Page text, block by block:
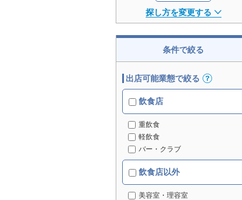
探し方を変更する
条件で絞る
出店可能業態で絞る
飲食店
重飲食
軽飲食
バー・クラブ
飲食店以外
美容室・理容室